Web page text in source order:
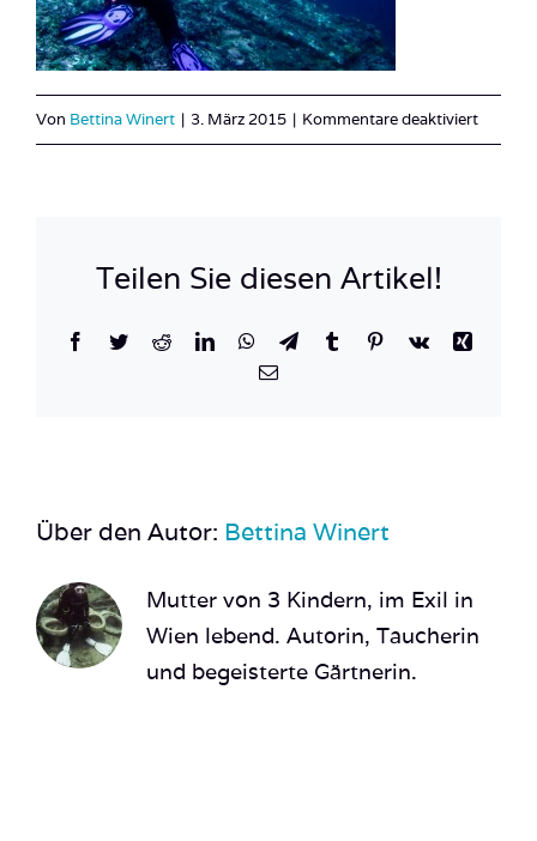
Von Bettina Winert | 3. März 2015 | Kommentare deaktiviertfür
Teilen Sie diesen Artikel!
Facebook
TwitterRedditLinkedInWhatsApp
TelegramTumblrPinterest
Vk
Xing
E-
Über den Autor: Bettina Winert
Mutter von 3 Kindern, im Exil in
Wien lebend. Autorin, Taucherin
und begeisterte Gärtnerin.